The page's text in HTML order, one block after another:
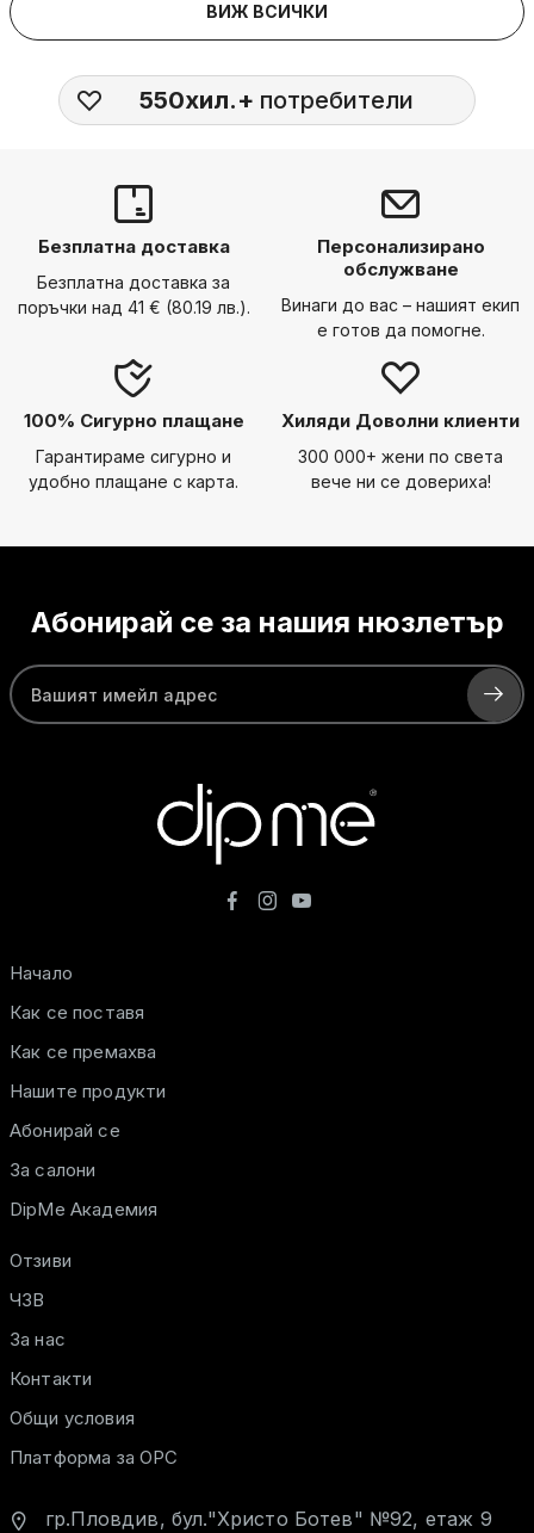
ВИЖ ВСИЧКИ
550хил.+ потребители
Безплатна доставка
Безплатна доставка за
поръчки над 41 € (80.19 лв.).
Персонализирано
обслужване
Винаги до вас – нашият екип
е готов да помогне.
100% Сигурно плащане
Гарантираме сигурно и
удобно плащане с карта.
Хиляди Доволни клиенти
300 000+ жени по света
вече ни се довериха!
Абонирай се за нашия нюзлетър
Начало
Как се поставя
Как се премахва
Нашите продукти
Абонирай се
За салони
DipMe Академия
Отзиви
ЧЗВ
За нас
Контакти
Общи условия
Платформа за ОРС
гр.Пловдив, бул."Христо Ботев" №92, етаж 9